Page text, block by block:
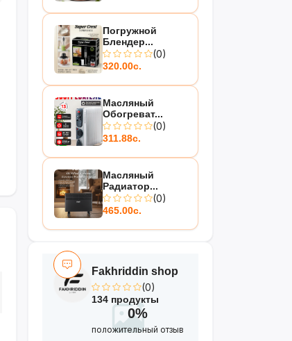
Погружной
Блендер...
(0)
320.00с.
Масляный
Обогреват...
(0)
311.88с.
Масляный
Радиатор...
(0)
465.00с.
Fakhriddin shop
(0)
134 продукты
0%
положительный отзыв